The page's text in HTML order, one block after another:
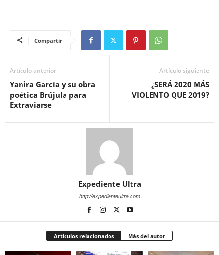
Compartir
Artículo anterior
Yanira García y su obra
poética Brújula para
Extraviarse
Artículo siguiente
¿SERÁ 2020 MÁS
VIOLENTO QUE 2019?
Expediente Ultra
http://expedienteultra.com
Artículos relacionados Más del autor